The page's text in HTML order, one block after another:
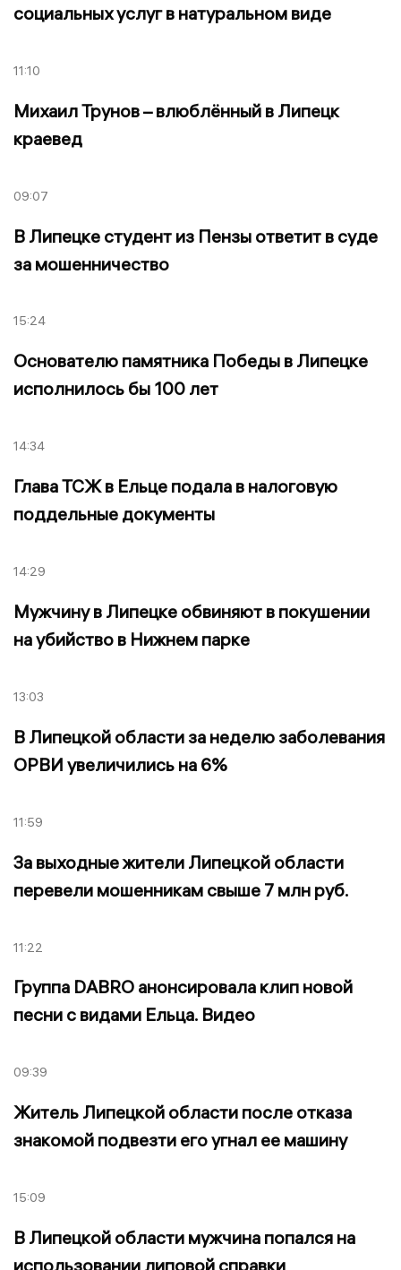
социальных услуг в натуральном виде
11:10
Михаил Трунов – влюблённый в Липецк
краевед
09:07
В Липецке студент из Пензы ответит в суде
за мошенничество
15:24
Основателю памятника Победы в Липецке
исполнилось бы 100 лет
14:34
Глава ТСЖ в Ельце подала в налоговую
поддельные документы
14:29
Мужчину в Липецке обвиняют в покушении
на убийство в Нижнем парке
13:03
В Липецкой области за неделю заболевания
ОРВИ увеличились на 6%
11:59
За выходные жители Липецкой области
перевели мошенникам свыше 7 млн руб.
11:22
Группа DABRO анонсировала клип новой
песни с видами Ельца. Видео
09:39
Житель Липецкой области после отказа
знакомой подвезти его угнал ее машину
15:09
В Липецкой области мужчина попался на
использовании липовой справки